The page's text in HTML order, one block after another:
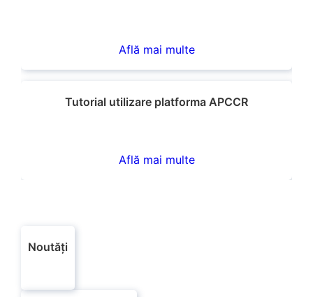
Află mai multe
Tutorial utilizare platforma APCCR
Află mai multe
Noutăți